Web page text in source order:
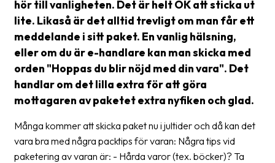
Glossary
Packing
Shipping
documents
settings
Customs
declarations
hör till vanligheten. Det är helt OK att sticka ut
lite. Likaså är det alltid trevligt om man får ett
meddelande i sitt paket. En vanlig hälsning,
eller om du är e-handlare kan man skicka med
orden "Hoppas du blir nöjd med din vara". Det
handlar om det lilla extra för att göra
mottagaren av paketet extra nyfiken och glad.
Många kommer att skicka paket nu i jultider och då kan det
vara bra med några packtips för varan: Några tips vid
paketering av varan är: - Hårda varor (tex. böcker)? Ta